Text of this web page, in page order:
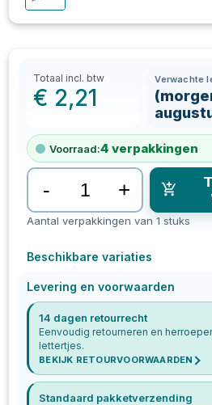
Totaal incl. btw
€ 2,21
Verwachte
Voorraad:4 verpakkingen
- +
Aantal verpakkingen van 1 stuks
Beschikbare variaties
Levering en voorwaarden
14 dagen retourrecht
Eenvoudig retourneren en
lettertjes.
BEKIJK RETOURVOORWAARDEN
Standaard pakketverzending